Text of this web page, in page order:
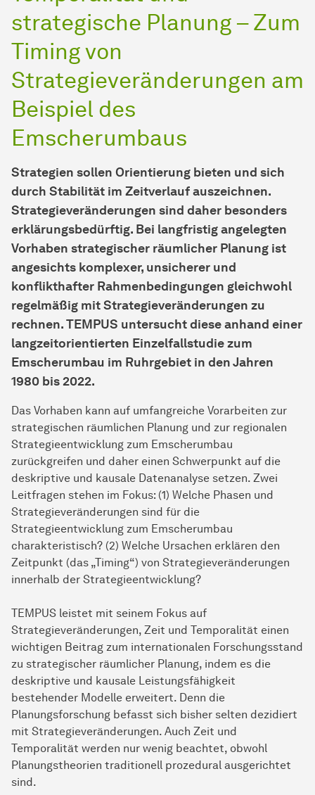
strategische Planung – Zum
Timing von
Strategieveränderungen am
Beispiel des
Emscherumbaus
Strategien sollen Orientierung bieten und sich
durch Stabilität im Zeitverlauf auszeichnen.
Strategieveränderungen sind daher besonders
erklärungsbedürftig. Bei langfristig angelegten
Vorhaben strategischer räumlicher Planung ist
angesichts komplexer, unsicherer und
konflikthafter Rahmenbedingungen gleichwohl
regelmäßig mit Strategieveränderungen zu
rechnen. TEMPUS untersucht diese anhand einer
langzeitorientierten Einzelfallstudie zum
Emscherumbau im Ruhrgebiet in den Jahren
1980 bis 2022.
Das Vorhaben kann auf umfangreiche Vorarbeiten zur
strategischen räumlichen Planung und zur regionalen
Strategieentwicklung zum Emscherumbau
zurückgreifen und daher einen Schwerpunkt auf die
deskriptive und kausale Datenanalyse setzen. Zwei
Leitfragen stehen im Fokus: (1) Welche Phasen und
Strategieveränderungen sind für die
Strategieentwicklung zum Emscherumbau
charakteristisch? (2) Welche Ursachen erklären den
Zeitpunkt (das „Timing“) von Strategieveränderungen
innerhalb der Strategieentwicklung?
TEMPUS leistet mit seinem Fokus auf
Strategieveränderungen, Zeit und Temporalität einen
wichtigen Beitrag zum internationalen Forschungsstand
zu strategischer räumlicher Planung, indem es die
deskriptive und kausale Leistungsfähigkeit
bestehender Modelle erweitert. Denn die
Planungsforschung befasst sich bisher selten dezidiert
mit Strategieveränderungen. Auch Zeit und
Temporalität werden nur wenig beachtet, obwohl
Planungstheorien traditionell prozedural ausgerichtet
sind.